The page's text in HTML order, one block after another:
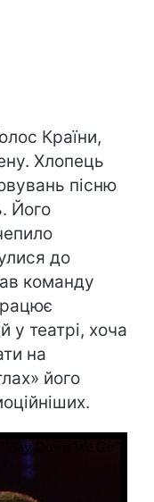
Країни,
Хлопець
пісню
Його
до
команду
у театрі, хоча
на
його